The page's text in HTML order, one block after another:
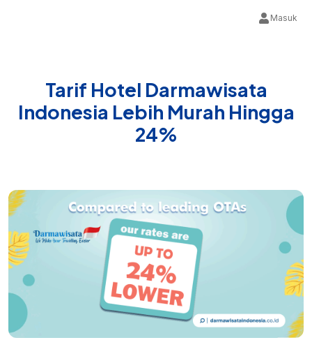
Masuk
Tarif Hotel Darmawisata
Indonesia Lebih Murah Hingga
24%